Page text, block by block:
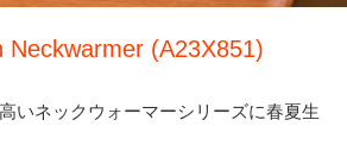
Neckwarmer (A23X851)
いネックウォーマーシリーズに春夏生